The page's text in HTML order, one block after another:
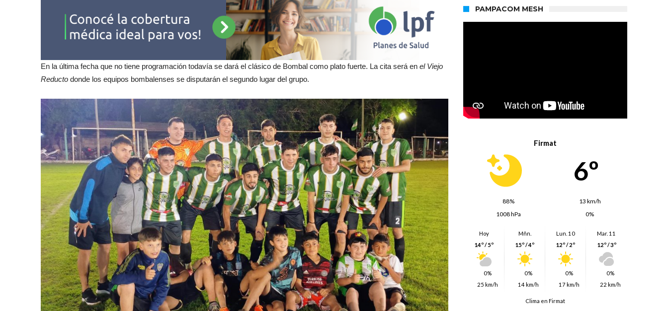
En la última fecha que no tiene programación todavía se dará el clásico de Bombal como plato fuerte. La cita será en el Viejo
Reducto donde los equipos bombalenses se disputarán el segundo lugar del grupo.
PAMPACOM MESH
Firmat
6º
88%
13 km/h
1008 hPa
0%
Hoy
14º / 5º
0%
25 km/h
Mñn.
15º / 4º
0%
14 km/h
Lun. 10
12º / 2º
0%
17 km/h
Mar. 11
12º / 3º
0%
22 km/h
Clima en Firmat